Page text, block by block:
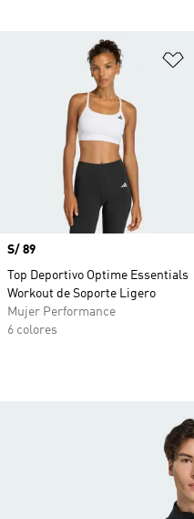
Precio
S/ 89
Top Deportivo Optime Essentials
Workout de Soporte Ligero
Mujer Performance
6 colores